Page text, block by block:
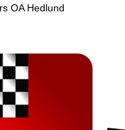
OA Hedlund